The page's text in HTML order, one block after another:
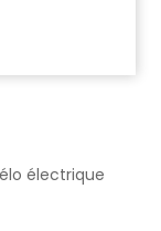
électrique